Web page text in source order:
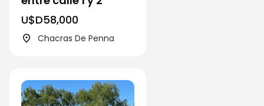
U$D58,000
Chacras De Penna